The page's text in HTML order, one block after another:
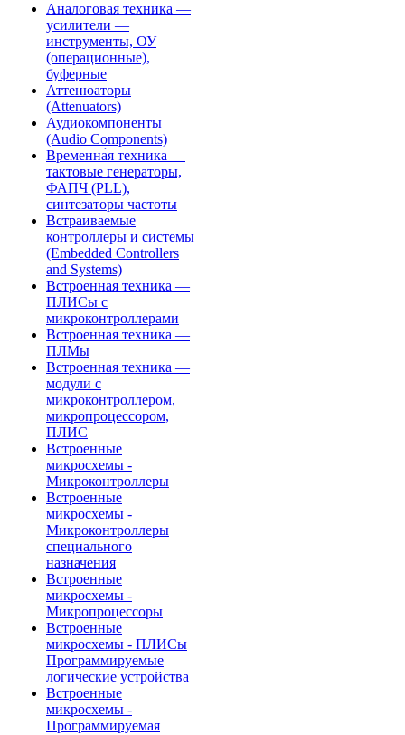
Аналоговая техника —
усилители —
инструменты, ОУ
(операционные),
буферные
Аттенюаторы
(Attenuators)
Аудиокомпоненты
(Audio Components)
Временна́я техника —
тактовые генераторы,
ФАПЧ (PLL),
синтезаторы частоты
Встраиваемые
контроллеры и системы
(Embedded Controllers
and Systems)
Встроенная техника —
ПЛИСы с
микроконтроллерами
Встроенная техника —
ПЛМы
Встроенная техника —
модули с
микроконтроллером,
микропроцессором,
ПЛИС
Встроенные
микросхемы -
Микроконтроллеры
Встроенные
микросхемы -
Микроконтроллеры
специального
назначения
Встроенные
микросхемы -
Микропроцессоры
Встроенные
микросхемы - ПЛИСы
Программируемые
логические устройства
Встроенные
микросхемы -
Программируемая